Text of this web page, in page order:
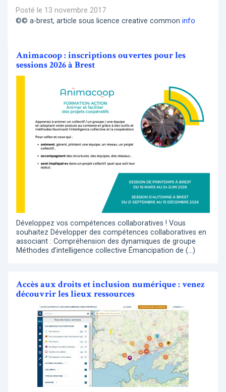
Posté le 13 novembre 2017
©© a-brest, article sous licence creative common info
Animacoop : inscriptions ouvertes pour les
sessions 2026 à Brest
Développez vos compétences collaboratives ! Vous
souhaitez Développer des compétences collaboratives en
associant : Compréhension des dynamiques de groupe
Méthodes d’intelligence collective Émancipation de (…)
Accès aux droits et inclusion numérique : venez
découvrir les lieux ressources